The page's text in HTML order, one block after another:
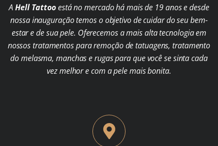
AHell Tattooestá no mercado há mais de 19 anos e desde
nossa inauguração temos o objetivo de cuidar do seu bem-
estar e de sua pele. Oferecemos a mais alta tecnologia em
nossos tratamentos para remoção de tatuagens, tratamento
do melasma, manchas e rugas para que você se sinta cada
vez melhor e com a pele mais bonita.